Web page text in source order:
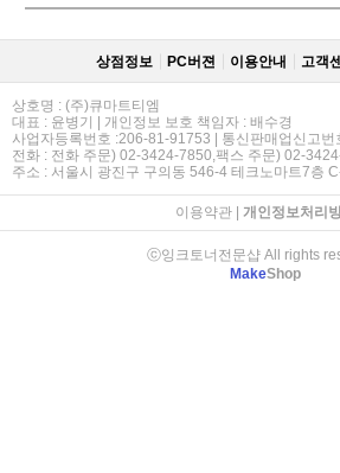
상점정보 PC버젼 이용안내 고객
상호명 : (주)큐마트티엠
대표 : 윤병기 | 개인정보 보호 책임자 : 배수경
사업자등록번호 :206-81-91753 | 통신판매업신고
전화 : 전화 주문) 02-3424-7850,팩스 주문) 02-
주소 : 서울시 광진구 구의동 546-4 테크노마트7층
이용약관| 개인정보처리
ⓒ잉크토너전문샵 All rights
MakeShop